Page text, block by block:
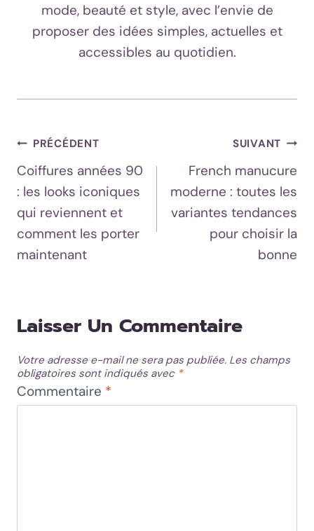
mode, beauté et style, avec l’envie de
proposer des idées simples, actuelles et
accessibles au quotidien.
Navigation
De
L’article
PRÉCÉDENT
Coiffures années 90
: les looks iconiques
qui reviennent et
comment les porter
maintenant
SUIVANT
French manucure
moderne : toutes les
variantes tendances
pour choisir la
bonne
Laisser Un Commentaire
Votre adresse e-mail ne sera pas publiée. Les champs
obligatoires sont indiqués avec *
Commentaire *